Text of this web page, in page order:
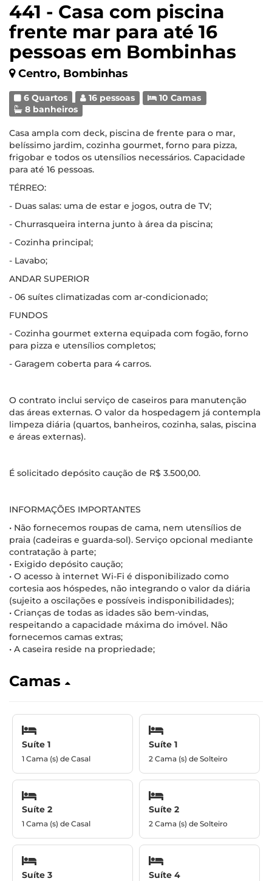
441 - Casa com piscina
frente mar para até 16
pessoas em Bombinhas
Centro, Bombinhas
6 Quartos 16 pessoas
10 Camas
8 banheiros
Casa ampla com deck, piscina de frente para o mar,
belíssimo jardim, cozinha gourmet, forno para pizza,
frigobar e todos os utensílios necessários. Capacidade
para até 16 pessoas.
TÉRREO:
- Duas salas: uma de estar e jogos, outra de TV;
- Churrasqueira interna junto à área da piscina;
- Cozinha principal;
- Lavabo;
ANDAR SUPERIOR
- 06 suítes climatizadas com ar-condicionado;
FUNDOS
- Cozinha gourmet externa equipada com fogão, forno
para pizza e utensílios completos;
- Garagem coberta para 4 carros.
O contrato inclui serviço de caseiros para manutenção
das áreas externas. O valor da hospedagem já contempla
limpeza diária (quartos, banheiros, cozinha, salas, piscina
e áreas externas).
É solicitado depósito caução de R$ 3.500,00.
INFORMAÇÕES IMPORTANTES
• Não fornecemos roupas de cama, nem utensílios de
praia (cadeiras e guarda-sol). Serviço opcional mediante
contratação à parte;
• Exigido depósito caução;
• O acesso à internet Wi-Fi é disponibilizado como
cortesia aos hóspedes, não integrando o valor da diária
(sujeito a oscilações e possíveis indisponibilidades);
• Crianças de todas as idades são bem-vindas,
respeitando a capacidade máxima do imóvel. Não
fornecemos camas extras;
• A caseira reside na propriedade;
Camas
Suíte 1
1 Cama (s) de Casal
Suíte 1
2 Cama (s) de Solteiro
Suíte 2
1 Cama (s) de Casal
Suíte 2
2 Cama (s) de Solteiro
Suíte 3 Suíte 4